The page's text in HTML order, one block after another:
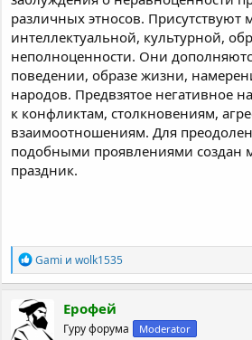
различных этносов. Присутствуют
интеллектуальной, культурной,
неполноценности. Они
поведении, образе жизни,
народов. Предвзятое негативное
к конфликтам, столкновениям,
взаимоотношениям. Для
подобными проявлениями создан
праздник.
Р
е
а
к
ц
и
Gami иwolk1535
Ерофей
Гуру форума Moderator